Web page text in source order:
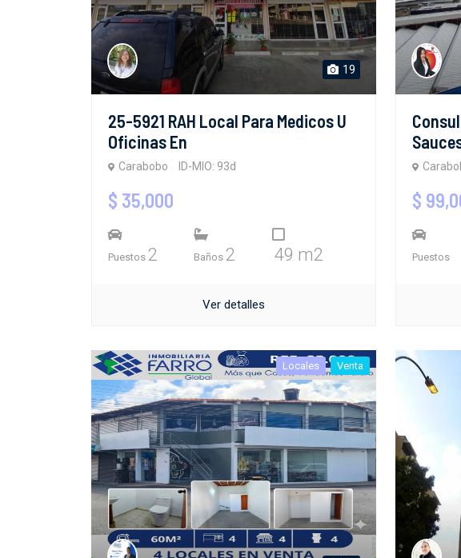
19
25-5921 RAH Local Para Medicos U
Oficinas En
Carabobo ID-MIO: 93d
$ 35,000
Puestos 2 Baños 2 49 m2
Ver detalles
$
Puestos
Locales Venta